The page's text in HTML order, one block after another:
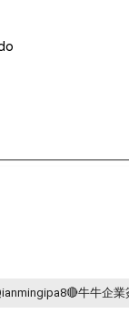
牛牛企業